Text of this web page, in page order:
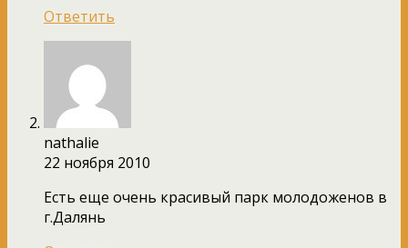
Ответить
nathalie
22 ноября 2010
Есть еще очень красивый парк молодоженов в
г.Далянь